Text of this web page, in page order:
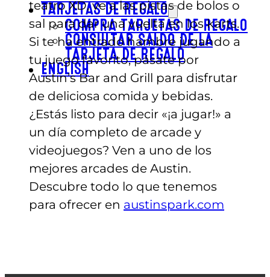
TARJETAS DE REGALO
COMPRA TARJETAS DE REGALO
CONSULTAR SALDO DE LA
TARJETA DE REGALO
ENGLISH
teatro XD, ve a las pistas de bolos o
sal para dar una vuelta en los karts.
Si te ha entrado hambre jugando a
tu juego favorito, pásate por
Austin’s Bar and Grill para disfrutar
de deliciosa comida y bebidas.
¿Estás listo para decir «¡a jugar!» a
un día completo de arcade y
videojuegos? Ven a uno de los
mejores arcades de Austin.
Descubre todo lo que tenemos
para ofrecer en austinspark.com